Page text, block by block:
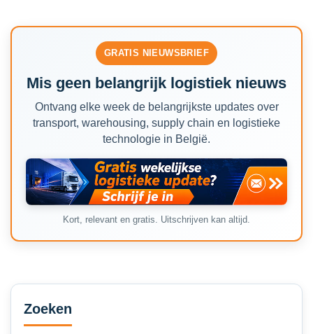
GRATIS NIEUWSBRIEF
Mis geen belangrijk logistiek nieuws
Ontvang elke week de belangrijkste updates over
transport, warehousing, supply chain en logistieke
technologie in België.
Kort, relevant en gratis. Uitschrijven kan altijd.
Secondary
Sidebar
Zoeken